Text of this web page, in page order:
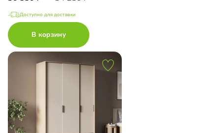
Доступно для доставки
В корзину